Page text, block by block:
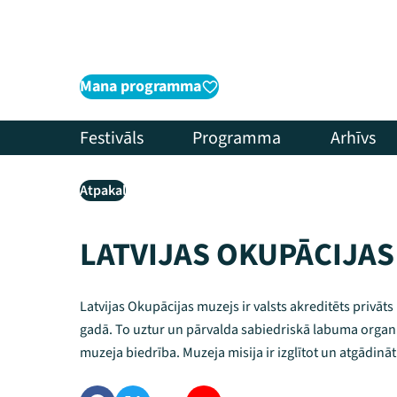
Mana programma
Festivāls Programma Arhīvs
Atpakaļ
LATVIJAS
Latvijas Okupācijas muzejs ir valsts akreditēts
gadā. To uztur un pārvalda sabiedriskā labuma
muzeja biedrība. Muzeja misija ir izglītot un